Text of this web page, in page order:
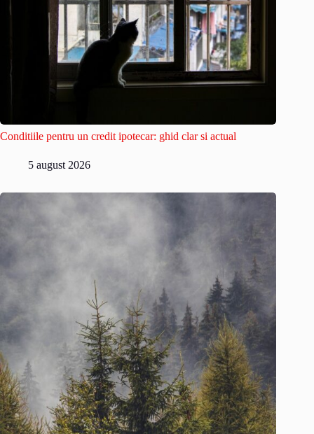
Conditiile pentru un credit ipotecar: ghid clar si actual
5 august 2026